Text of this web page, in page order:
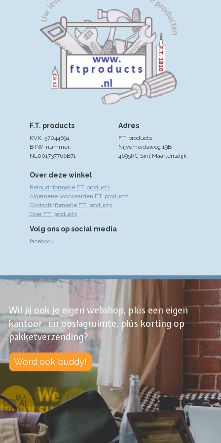
Over deze winkel
Retourinformatie F.T. products
Algemene voorwaarden F.T. products
Contactinformatie F.T. products
Over F.T. products
Volg ons op social media
facebook
Adres
F.T. products
Nijverheidsweg 19B
4695RC Sint Maartensdijk
F.T. products
KVK: 57044694
BTW-nummer:
NL001737766B71
Wil jij ook je eigen webshop, plús een eigen
kantoor- en opslagruimte, plús korting op
pakketverzending?
Word ook buddy!